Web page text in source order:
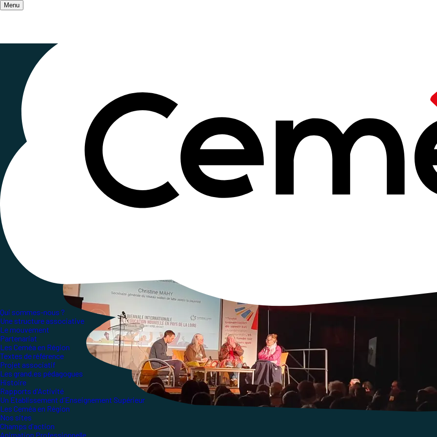
Menu
Qui sommes-nous ?
Une structure associative
Le mouvement
Partenariat
Les Ceméa en Région
Textes de référence
Projet associatif
Les grand.es pédagogues
Histoire
Rapports d'Activité
Un Etablissement d'Enseignement Supérieur
Les Ceméa en Région
Nos sites
Champs d'action
Animation Professionnelle
Qui sommes-nous ?
Retour sur la4ème
l'Éducation nouvelle
12 novembre 2024 , mis à jour le
27 octobre 2025 à 14h25
Lecture ~4 minutes